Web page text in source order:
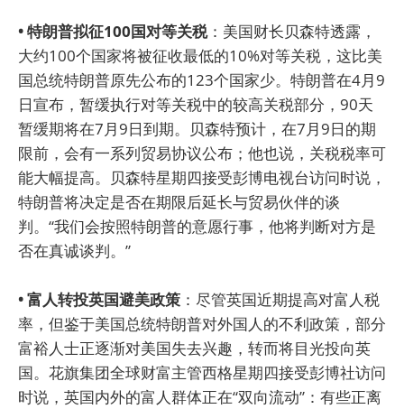
• 特朗普拟征100国对等关税：美国财长贝森特透露，
大约100个国家将被征收最低的10%对等关税，这比美
国总统特朗普原先公布的123个国家少。特朗普在4月9
日宣布，暂缓执行对等关税中的较高关税部分，90天
暂缓期将在7月9日到期。贝森特预计，在7月9日的期
限前，会有一系列贸易协议公布；他也说，关税税率可
能大幅提高。贝森特星期四接受彭博电视台访问时说，
特朗普将决定是否在期限后延长与贸易伙伴的谈
判。“我们会按照特朗普的意愿行事，他将判断对方是
否在真诚谈判。”
• 富人转投英国避美政策 ：尽管英国近期提高对富人税
率，但鉴于美国总统特朗普对外国人的不利政策，部分
富裕人士正逐渐对美国失去兴趣，转而将目光投向英
国。花旗集团全球财富主管西格星期四接受彭博社访问
时说，英国内外的富人群体正在“双向流动”：有些正离